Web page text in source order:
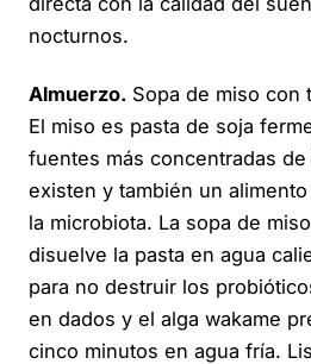
nocturnos.
Almuerzo. Sopa de miso con
El miso es pasta de soja
fuentes más concentradas
existen y también un
la microbiota. La sopa de
disuelve la pasta en agua
para no destruir los
en dados y el alga wakame
cinco minutos en agua fría.